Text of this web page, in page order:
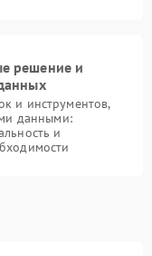
решение и
и инструментов,
данными:
и